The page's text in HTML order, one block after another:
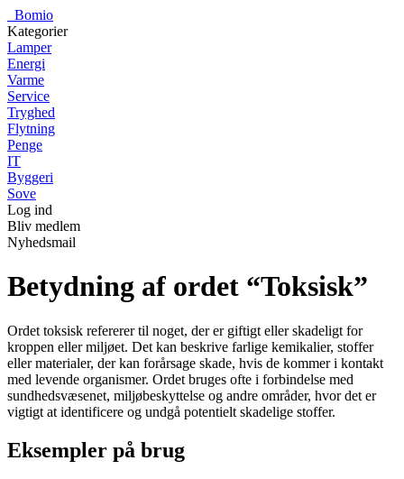
Bomio
Kategorier
Lamper
Energi
Varme
Service
Tryghed
Flytning
Penge
IT
Byggeri
Sove
Log ind
Bliv medlem
Nyhedsmail
Betydning af ordet “Toksisk”
Ordet toksisk refererer til noget, der er giftigt eller skadeligt for
kroppen eller miljøet. Det kan beskrive farlige kemikalier, stoffer
eller materialer, der kan forårsage skade, hvis de kommer i kontakt
med levende organismer. Ordet bruges ofte i forbindelse med
sundhedsvæsenet, miljøbeskyttelse og andre områder, hvor det er
vigtigt at identificere og undgå potentielt skadelige stoffer.
Eksempler på brug